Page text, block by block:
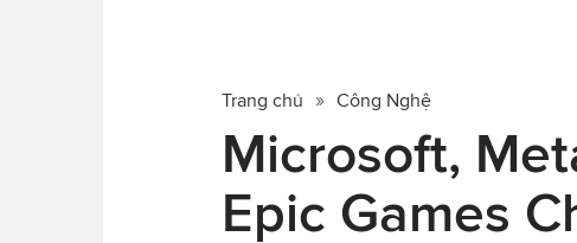
Trang chủ Công Nghệ
Microsoft,
Epic Games